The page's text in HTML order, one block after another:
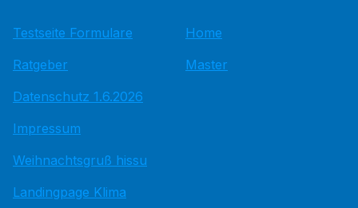
Testseite Formulare
Ratgeber
Datenschutz 1.6.2026
Impressum
Weihnachtsgruß hissu
Landingpage Klima
Home
Master